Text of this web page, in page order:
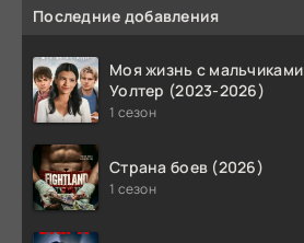
Последние добавления
Моя жизнь с мальчиками
Уолтер (2023-2026)
1 сезон
Страна боев (2026)
1 сезон